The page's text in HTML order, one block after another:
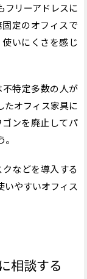
フリーアドレスに
定のオフィスで
いにくさを感じ
特定多数の人が
たオフィス家具に
ンを廃止してパ
などを導入する
いやすいオフィス
に相談する